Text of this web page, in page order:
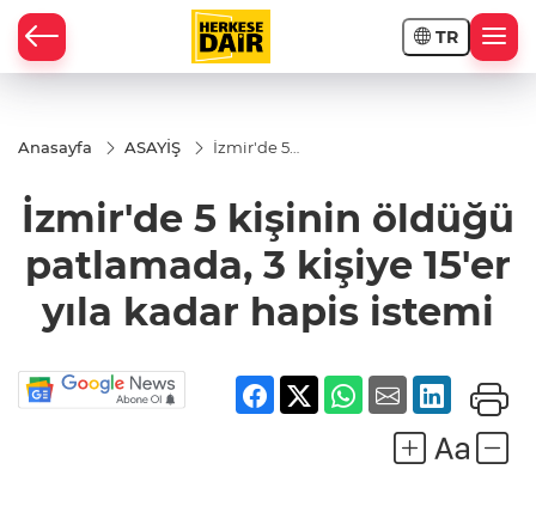
TR
Anasayfa ASAYİŞ
İzmir'de 5
patlamada,
3 kişiye
15'er yıla
kadar
hapis
istemi
İzmir'de 5 kişinin öldüğü
patlamada, 3 kişiye 15'er
yıla kadar hapis istemi